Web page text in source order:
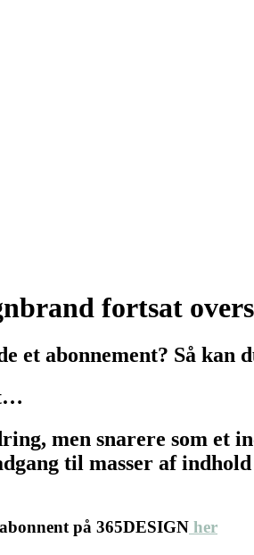
fortsat
et abonnement? Så kan
men snarere som et
til masser af
på 365DESIGN her